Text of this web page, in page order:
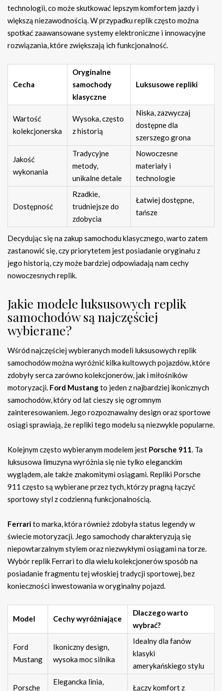
technologii, co może skutkować lepszym komfortem jazdy i
większą niezawodnością. W przypadku replik często można
spotkać zaawansowane systemy elektroniczne i innowacyjne
rozwiązania, które zwiększają ich funkcjonalność.
Cecha
Oryginalne
samochody
klasyczne
Luksusowe repliki
Wartość
kolekcjonerska
Wysoka, często
z historią
Niska, zazwyczaj
dostępne dla
szerszego grona
Jakość
wykonania
Tradycyjne
metody,
unikalne detale
Nowoczesne
materiały i
technologie
Dostępność
Rzadkie,
trudniejsze do
zdobycia
Łatwiej dostępne,
tańsze
Decydując się na zakup samochodu klasycznego, warto zatem
zastanowić się, czy priorytetem jest posiadanie oryginału z
jego historią, czy może bardziej odpowiadają nam cechy
nowoczesnych replik.
Jakie modele luksusowych replik
samochodów są najczęściej
wybierane?
Wśród najczęściej wybieranych modeli luksusowych replik
samochodów można wyróżnić kilka kultowych pojazdów, które
zdobyły serca zarówno kolekcjonerów, jak i miłośników
motoryzacji. Ford Mustangto jeden z najbardziej ikonicznych
samochodów, który od lat cieszy się ogromnym
zainteresowaniem. Jego rozpoznawalny design oraz sportowe
osiągi sprawiają, że repliki tego modelu są niezwykle popularne.
Kolejnym często wybieranym modelem jest Porsche 911. Ta
luksusowa limuzyna wyróżnia się nie tylko eleganckim
wyglądem, ale także znakomitymi osiągami. Repliki Porsche
911 często są wybierane przez tych, którzy pragną łączyć
sportowy styl z codzienną funkcjonalnością.
Ferrarito marka, która również zdobyła status legendy w
świecie motoryzacji. Jego samochody charakteryzują się
niepowtarzalnym stylem oraz niezwykłymi osiągami na torze.
Wybór replik Ferrari to dla wielu kolekcjonerów sposób na
posiadanie fragmentu tej włoskiej tradycji sportowej, bez
konieczności inwestowania w oryginalny pojazd.
Model Cechy wyróżniające
Dlaczego warto
wybrać?
Ford
Mustang
Ikoniczny design,
wysoka moc silnika
Idealny dla fanów
klasyki
amerykańskiego stylu
Porsche
Elegancka linia,
Łączy komfort z